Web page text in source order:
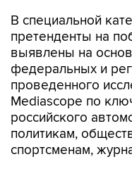
В специальной
претенденты на
выявлены на
федеральных и
проведенного
Mediascope по
российского
политикам,
спортсменам,